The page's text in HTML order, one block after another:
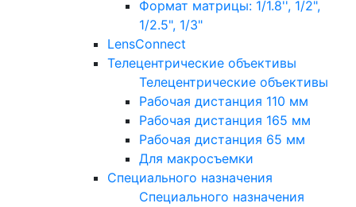
Формат матрицы: 1/1.8'', 1/2",
1/2.5", 1/3"
LensConnect
Телецентрические объективы
Телецентрические объективы
Рабочая дистанция 110 мм
Рабочая дистанция 165 мм
Рабочая дистанция 65 мм
Для макросъемки
Специального назначения
Специального назначения